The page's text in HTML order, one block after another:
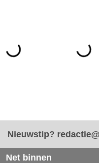
Nieuwstip?
Net binnen